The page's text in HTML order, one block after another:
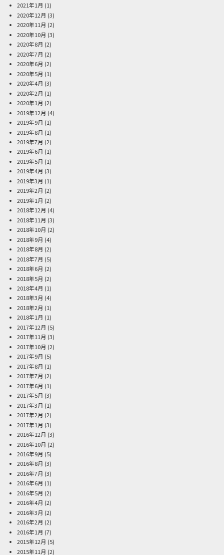
2021年1月 (1)
2020年12月 (3)
2020年11月 (2)
2020年10月 (3)
2020年8月 (2)
2020年7月 (2)
2020年6月 (2)
2020年5月 (1)
2020年4月 (3)
2020年2月 (1)
2020年1月 (2)
2019年12月 (4)
2019年9月 (1)
2019年8月 (1)
2019年7月 (2)
2019年6月 (1)
2019年5月 (1)
2019年4月 (3)
2019年3月 (1)
2019年2月 (2)
2019年1月 (2)
2018年12月 (4)
2018年11月 (3)
2018年10月 (2)
2018年9月 (4)
2018年8月 (2)
2018年7月 (5)
2018年6月 (2)
2018年5月 (2)
2018年4月 (1)
2018年3月 (4)
2018年2月 (1)
2018年1月 (1)
2017年12月 (5)
2017年11月 (3)
2017年10月 (2)
2017年9月 (5)
2017年8月 (1)
2017年7月 (2)
2017年6月 (1)
2017年5月 (3)
2017年3月 (1)
2017年2月 (2)
2017年1月 (3)
2016年12月 (3)
2016年10月 (2)
2016年9月 (5)
2016年8月 (3)
2016年7月 (3)
2016年6月 (1)
2016年5月 (2)
2016年4月 (2)
2016年3月 (2)
2016年2月 (2)
2016年1月 (7)
2015年12月 (5)
2015年11月 (2)